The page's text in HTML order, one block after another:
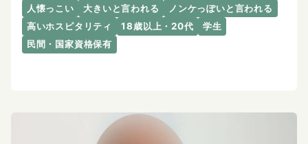
人懐っこい 大きいと言われる
ノンケっぽいと言われる
高いホスピタリティ
18歳以上・20代
学生
民間・国家資格保有